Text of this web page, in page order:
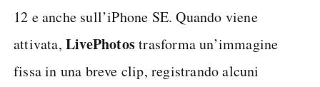
12 e anche sull’iPhone SE. Quando viene
attivata, LivePhotostrasforma un’immagine
fissa in una breve clip, registrando alcuni